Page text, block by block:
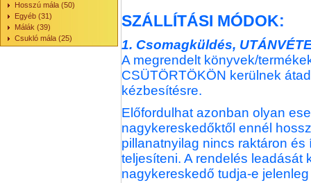
Hosszú mála (50)
Egyéb (31)
Málák (39)
Csukló mála (25)
SZÁLLÍTÁSI MÓDOK:
1. Csomagküldés,
A megrendelt könyvek/
CSÜTÖRTÖKÖN kerülnek
kézbesítésre.
Előfordulhat azonban olyan
nagykereskedőktől ennél
pillanatnyilag nincs raktáron
teljesíteni. A rendelés leadását
nagykereskedő tudja-e